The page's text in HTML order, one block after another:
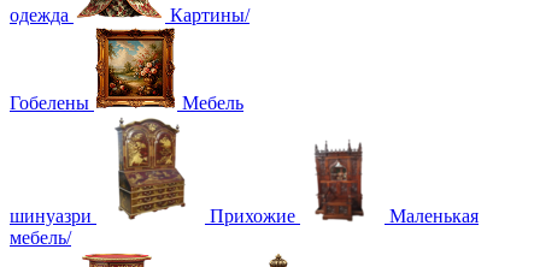
одежда Картины/
Гобелены Мебель
шинуазри Прихожие
Маленькая
мебель/